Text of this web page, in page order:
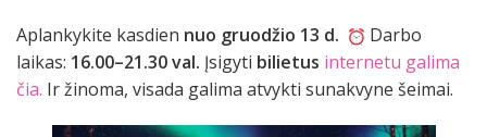
Aplankykite kasdien nuo gruodžio 13 d.
Darbo
laikas: 16.00–21.30 val. Įsigyti bilietus internetu galima
čia. Ir žinoma, visada galima atvykti sunakvyne šeimai.